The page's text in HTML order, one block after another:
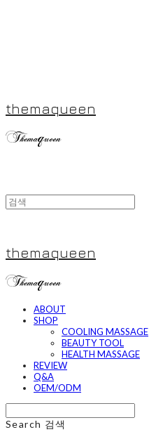
themaqueen
themaqueen
ABOUT
SHOP
COOLING MASSAGE
BEAUTY TOOL
HEALTH MASSAGE
REVIEW
Q&A
OEM/ODM
Search 검색